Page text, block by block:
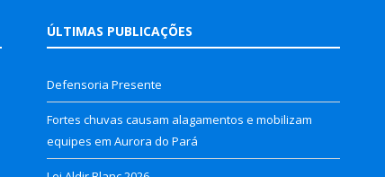
ÚLTIMAS PUBLICAÇÕES
Defensoria Presente
Fortes chuvas causam alagamentos e mobilizam
equipes em Aurora do Pará